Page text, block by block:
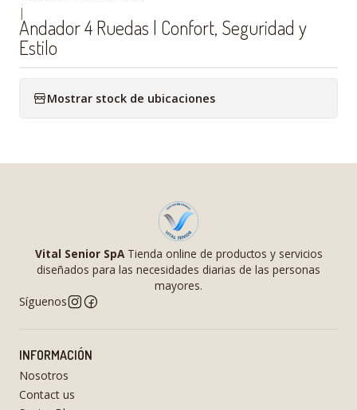
|
Andador 4 Ruedas | Confort, Seguridad y
Estilo
Mostrar stock de ubicaciones
Vital Senior SpATienda online de productos y servicios
diseñados para las necesidades diarias de las personas
mayores.
Síguenos
INFORMACIÓN
Nosotros
Contact us